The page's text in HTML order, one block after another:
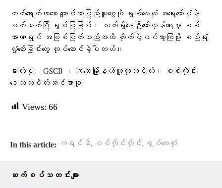
တက်ရောက်လာသော ကျောင်းသားပြည်သူတွေကို ရှစ်လေးလုံး အရေးတော်ပုံနဲ့
ပတ်သတ်ပြီး ရှင်းပြခြင်း၊ လက်ရှိနွေဦးတော်လှန်ရေးမှာ စစ်
အာဏာရှင် အမြစ်ပြတ်သည်အထိ တိုက်ပွဲဝင်သွားကြဖို့ စည်ရုံး
လှုံ့ဆော်ခြင်းတွေ လုပ်ဆောင်ခဲ့ပါတယ်။
ဓာတ်ပုံ – GSCB ၊ ကလေးမြို့နယ်လူထုသပိတ်၊ စစ်ကိုင်း
ဒေသသပိတ်အင်အားစု
Views: 66
In this article: ကရင်နီ, စစ်ကိုင်းတိုင်း, ရှစ်လေးလုံး
ဆက်စပ်သတင်းများ